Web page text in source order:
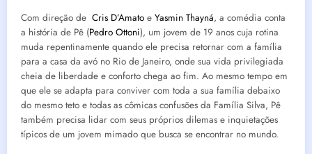
Com direção de Cris D’Amato e Yasmin Thayná, a comédia conta
a história de Pê (Pedro Ottoni), um jovem de 19 anos cuja rotina
muda repentinamente quando ele precisa retornar com a família
para a casa da avó no Rio de Janeiro, onde sua vida privilegiada
cheia de liberdade e conforto chega ao fim. Ao mesmo tempo em
que ele se adapta para conviver com toda a sua família debaixo
do mesmo teto e todas as cômicas confusões da Família Silva, Pê
também precisa lidar com seus próprios dilemas e inquietações
típicos de um jovem mimado que busca se encontrar no mundo.